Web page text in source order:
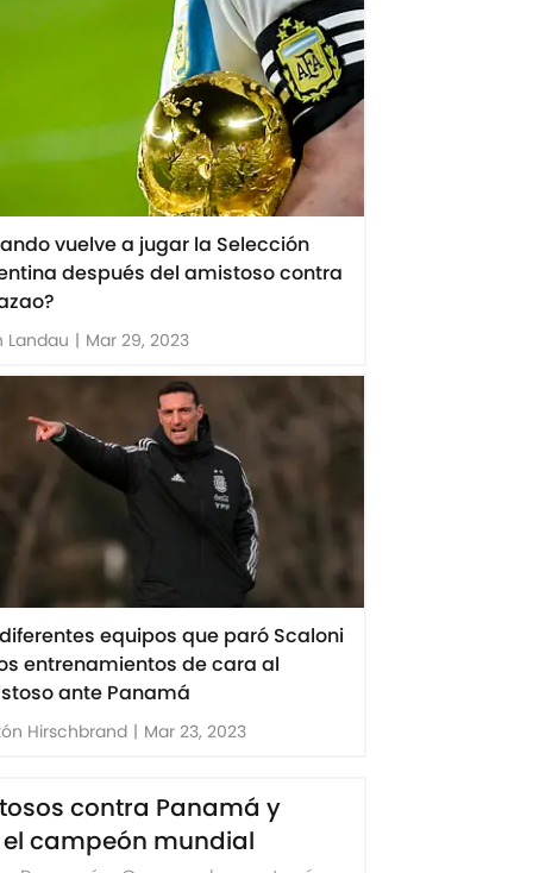
vuelve a jugar la Selección
después del amistoso contra
Landau | Mar 29, 2023
equipos que paró Scaloni
entrenamientos de cara al
ante Panamá
Hirschbrand | Mar 23, 2023
contra Panamá y
campeón mundial